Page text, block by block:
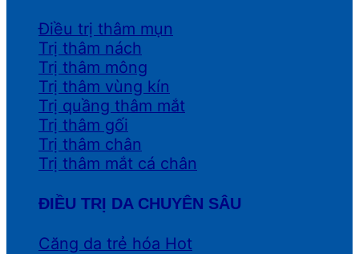
Điều trị thâm mụn
Trị thâm nách
Trị thâm mông
Trị thâm vùng kín
Trị quầng thâm mắt
Trị thâm gối
Trị thâm chân
Trị thâm mắt cá chân
ĐIỀU TRỊ DA CHUYÊN SÂU
Căng da trẻ hóa